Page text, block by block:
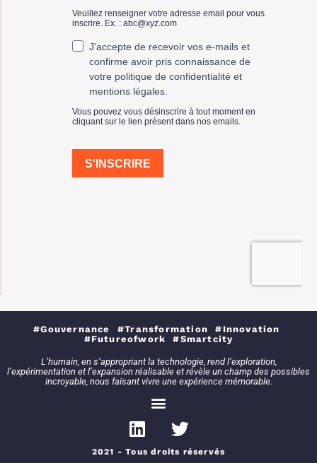
#Gouvernance #Transformation #Innovation
#Futureofwork #Smartcity
L’humain, en s’appropriant la technologie, rend l’exploration,
l’expérimentation et l’expansion réalisable et révèle un champ des possibles
incroyable, nous faisant vivre une expérience mémorable.
2021 - Tous droits réservés